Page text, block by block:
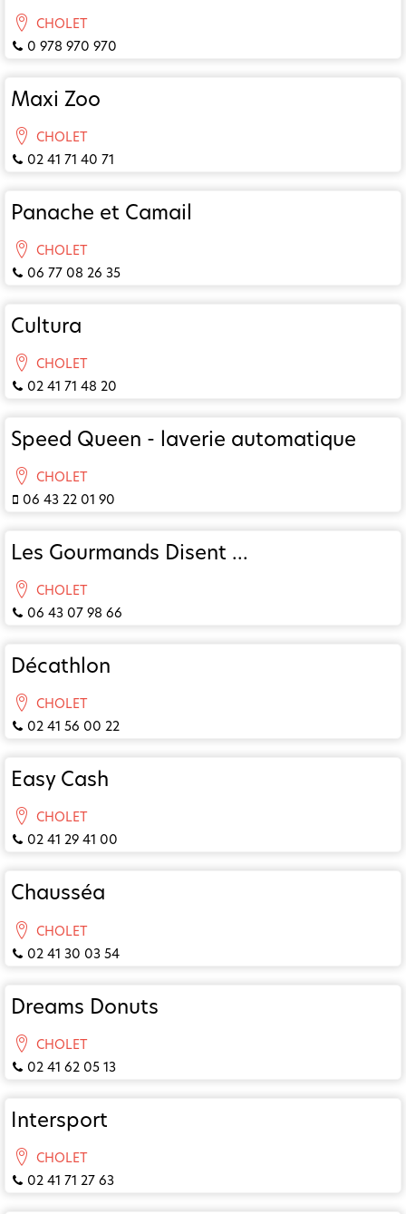
CHOLET
0 978 970 970
Maxi Zoo
CHOLET
02 41 71 40 71
Panache et Camail
CHOLET
06 77 08 26 35
Cultura
CHOLET
02 41 71 48 20
Speed Queen - laverie automatique
CHOLET
06 43 22 01 90
Les Gourmands Disent ...
CHOLET
06 43 07 98 66
Décathlon
CHOLET
02 41 56 00 22
Easy Cash
CHOLET
02 41 29 41 00
Chausséa
CHOLET
02 41 30 03 54
Dreams Donuts
CHOLET
02 41 62 05 13
Intersport
CHOLET
02 41 71 27 63